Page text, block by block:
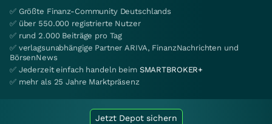
✅ Größte Finanz-Community Deutschlands
✅ über 550.000 registrierte Nutzer
✅ rund 2.000 Beiträge pro Tag
✅ verlagsunabhängige Partner ARIVA, FinanzNachrichten und
BörsenNews
✅ Jederzeit einfach handeln beim SMARTBROKER+
✅ mehr als 25 Jahre Marktpräsenz
Jetzt Depot sichern